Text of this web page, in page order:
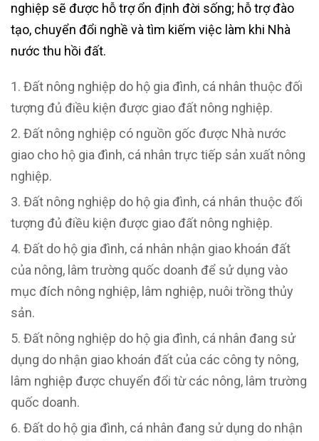
nghiệp sẽ được hỗ trợ ổn định đời sống; hỗ trợ đào
tạo, chuyển đổi nghề và tìm kiếm việc làm khi Nhà
nước thu hồi đất.
Đất nông nghiệp do hộ gia đình, cá nhân thuộc đối
tượng đủ điều kiện được giao đất nông nghiệp.
Đất nông nghiệp có nguồn gốc được Nhà nước
giao cho hộ gia đình, cá nhân trực tiếp sản xuất nông
nghiệp.
Đất nông nghiệp do hộ gia đình, cá nhân thuộc đối
tượng đủ điều kiện được giao đất nông nghiệp.
Đất do hộ gia đình, cá nhân nhận giao khoán đất
của nông, lâm trường quốc doanh để sử dụng vào
mục đích nông nghiệp, lâm nghiệp, nuôi trồng thủy
sản.
Đất nông nghiệp do hộ gia đình, cá nhân đang sử
dụng do nhận giao khoán đất của các công ty nông,
lâm nghiệp được chuyển đổi từ các nông, lâm trường
quốc doanh.
Đất do hộ gia đình, cá nhân đang sử dụng do nhận